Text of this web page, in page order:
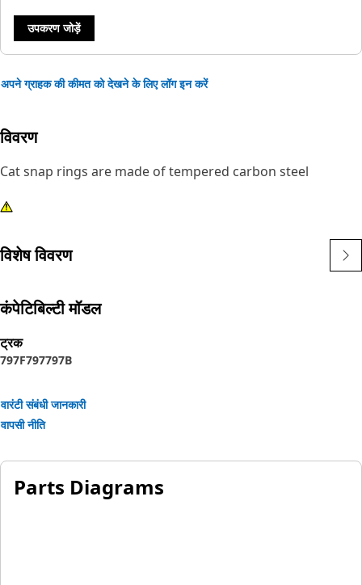
उपकरण जोड़ें
अपने ग्राहक की कीमत को देखने के लिए लॉग इन करें
विवरण
Cat snap rings are made of tempered carbon steel
विशेष विवरण
कंपेटिबिल्टी मॉडल
ट्रक
797F797797B
वारंटी संबंधी जानकारी
वापसी नीति
Parts Diagrams